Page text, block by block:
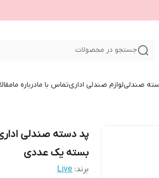
جستجو در محصولات
صندلیلوازم صندلی اداریتماس با مادرباره ما
پد دسته صندلی
بسته یک عددی
برند: Live